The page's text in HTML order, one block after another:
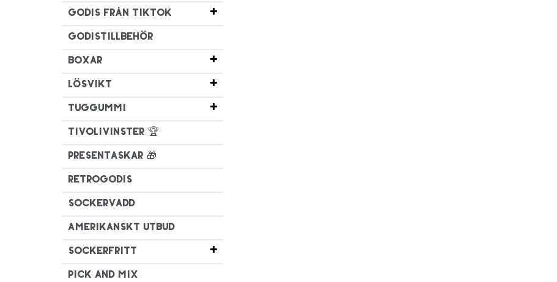
Godis från TikTok
Godistillbehör
Boxar
Lösvikt
Tuggummi
Tivolivinster 🏆
Presentaskar 🎁
Retrogodis
Sockervadd
Amerikanskt utbud
Sockerfritt
Pick and mix